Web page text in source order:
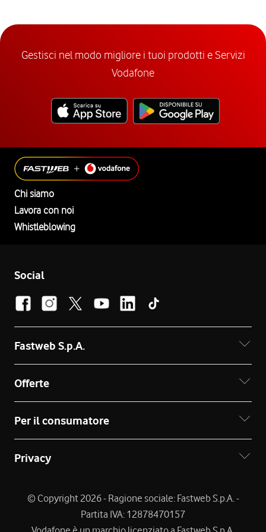
Gestisci nel modo migliore i tuoi prodotti e Servizi
Vodafone
Chi siamo
Lavora con noi
Whistleblowing
Social
Fastweb S.p.A.
Offerte
Per il consumatore
Privacy
© Copyright 2026 - Ragione sociale: Fastweb S.p.A. -
Partita IVA: 12878470157